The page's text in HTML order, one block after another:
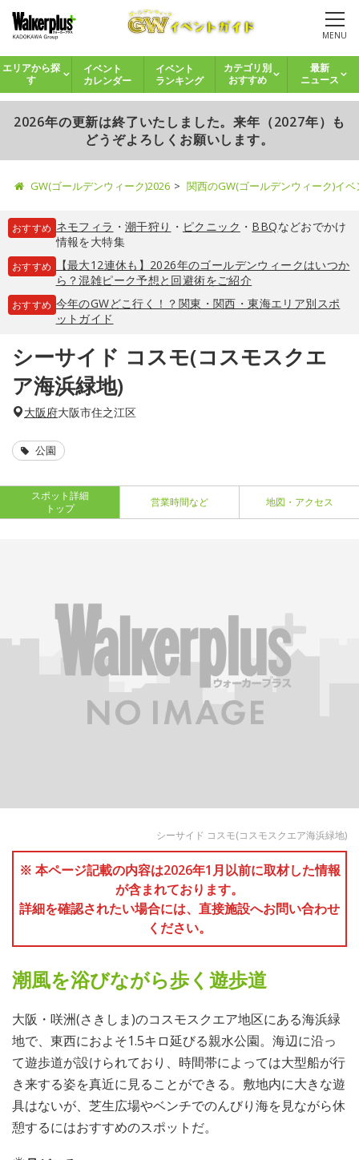
MENU
エリアから探
す
イベント
カレンダー
イベント
ランキング
カテゴリ別
おすすめ
最新
ニュース
2026年の更新は終了いたしました。来年（2027年）も
どうぞよろしくお願いします。
GW(ゴールデンウィーク)2026 関西のGW(ゴールデンウィーク)イ
おすすめ ネモフィラ ・ 潮干狩り ・ ピクニック ・ BBQなどおでかけ
情報を大特集
おすすめ
【最大12連休も】2026年のゴールデンウィークはいつか
ら？混雑ピーク予想と回避術をご紹介
おすすめ 今年のGWどこ行く！？関東・関西・東海エリア別スポ
ットガイド
シーサイド コスモ(コスモスクエ
ア海浜緑地)
大阪府大阪市住之江区
公園
スポット詳細
トップ
営業時間など 地図・アクセス
シーサイド コスモ(コスモスクエア海浜緑地)
※ 本ページ記載の内容は2026年1月以前に取材した情報
が含まれております。
詳細を確認されたい場合には、直接施設へお問い合わせ
ください。
潮風を浴びながら歩く遊歩道
大阪・咲洲(さきしま)のコスモスクエア地区にある海浜緑
地で、東西におよそ1.5キロ延びる親水公園。海辺に沿っ
て遊歩道が設けられており、時間帯によっては大型船が行
き来する姿を真近に見ることができる。敷地内に大きな遊
具はないが、芝生広場やベンチでのんびり海を見ながら休
憩するにはおすすめのスポットだ。